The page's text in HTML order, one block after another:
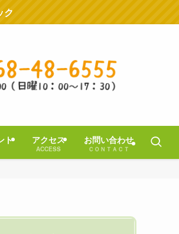
ク
ト アクセス
ACCESS
お問い合わせ
ＣＯＮＴＡＣＴ